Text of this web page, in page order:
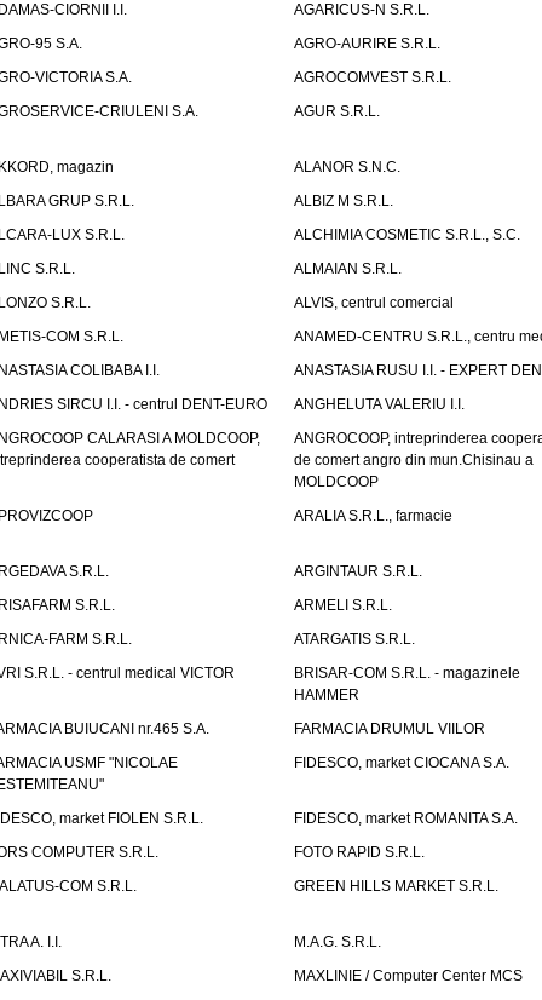
CIORNII I.I.
AGARICUS-N S.R.L.
95 S.A.
AGRO-AURIRE S.R.L.
VICTORIA S.A.
AGROCOMVEST S.R.L.
CRIULENI S.A.
AGUR S.R.L.
magazin
ALANOR S.N.C.
GRUP S.R.L.
ALBIZ M S.R.L.
LUX S.R.L.
ALCHIMIA COSMETIC S.R.L., S.C.
S.R.L.
ALMAIAN S.R.L.
S.R.L.
ALVIS, centrul comercial
COM S.R.L.
ANAMED-CENTRU S.R.L., centru
COLIBABA I.I.
ANASTASIA RUSU I.I. - EXPERT
SIRCU I.I. - centrul DENT-EURO
ANGHELUTA VALERIU I.I.
CALARASI A MOLDCOOP,
cooperatista de comert
ANGROCOOP, intreprinderea
de comert angro din mun.Chisinau a
MOLDCOOP
ARALIA S.R.L., farmacie
S.R.L.
ARGINTAUR S.R.L.
S.R.L.
ARMELI S.R.L.
FARM S.R.L.
ATARGATIS S.R.L.
S.R.L. - centrul medical VICTOR
BRISAR-COM S.R.L. - magazinele
HAMMER
BUIUCANI nr.465 S.A.
FARMACIA DRUMUL VIILOR
USMF "NICOLAE
FIDESCO, market CIOCANA S.A.
market FIOLEN S.R.L.
FIDESCO, market ROMANITA S.A.
COMPUTER S.R.L.
FOTO RAPID S.R.L.
COM S.R.L.
GREEN HILLS MARKET S.R.L.
A. I.I.
M.A.G. S.R.L.
S.R.L.
MAXLINIE / Computer Center MCS